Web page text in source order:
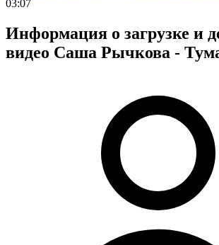
03:07
Информация о загрузке и
видео Саша Рычкова -